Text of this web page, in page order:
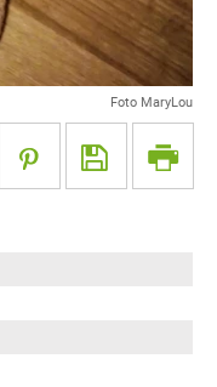
Foto MaryLou